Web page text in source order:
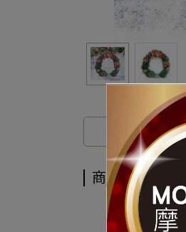
商品介紹